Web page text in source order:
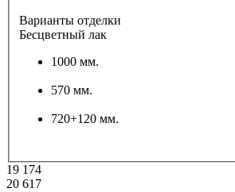
Варианты отделки
Бесцветный лак
1000 мм.
570 мм.
720+120 мм.
19 174
20 617